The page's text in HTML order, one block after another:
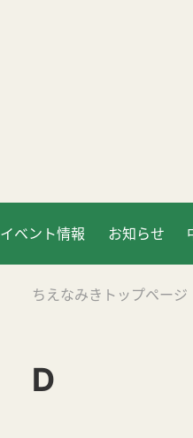
イベント情報 お知らせ
ちえなみきトップページ
D